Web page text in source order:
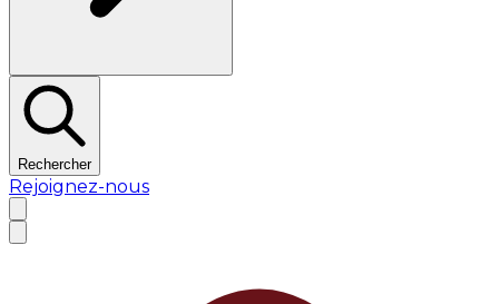
Rechercher
Rejoignez-nous